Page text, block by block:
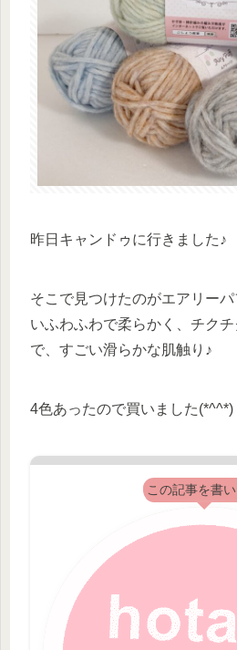
昨日キャンドゥに行きました♪
そこで見つけたのがエアリー
いふわふわで柔らかく、チク
で、すごい滑らかな肌触り♪
4色あったので買いました(*^^*)
この記事を書